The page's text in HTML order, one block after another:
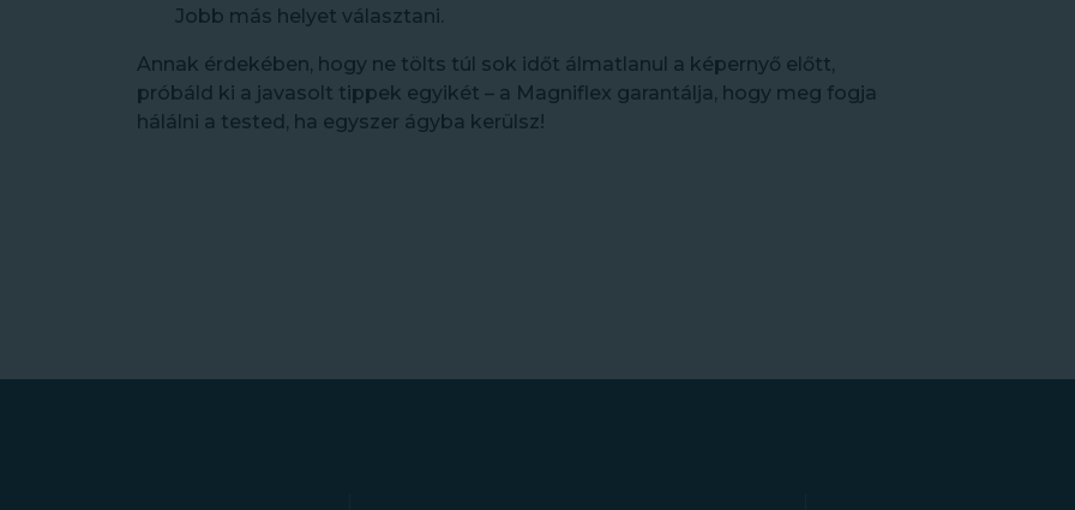
Jobb más helyet választani.
Annak érdekében, hogy ne tölts túl sok időt álmatlanul a képernyő előtt,
próbáld ki a javasolt tippek egyikét – a Magniflex garantálja, hogy meg fogja
hálálni a tested, ha egyszer ágyba kerülsz!